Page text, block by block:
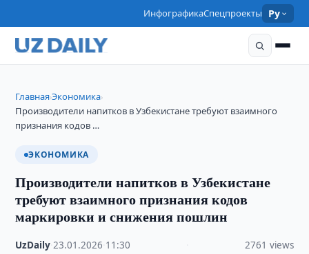
ИнфографикаСпецпроекты Ру
Главная›Экономика›
Производители напитков в Узбекистане требуют взаимного
признания кодов …
ЭКОНОМИКА
Производители напитков в Узбекистане
требуют взаимного признания кодов
маркировки и снижения пошлин
UzDaily ·23.01.2026 11:30 2761 views